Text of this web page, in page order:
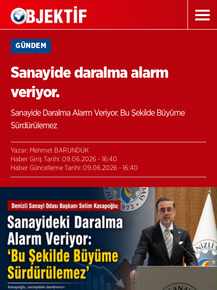
GÜNDEM
Sanayide daralma alarm
veriyor.
Sanayide Daralma Alarm Veriyor. Bu Şekilde Büyüme
Sürdürülemez
Yazar: Mehmet BARUNDUK
Haber Giriş Tarihi: 09.06.2026 - 16:40
Haber Güncelleme Tarihi: 09.06.2026 - 16:40